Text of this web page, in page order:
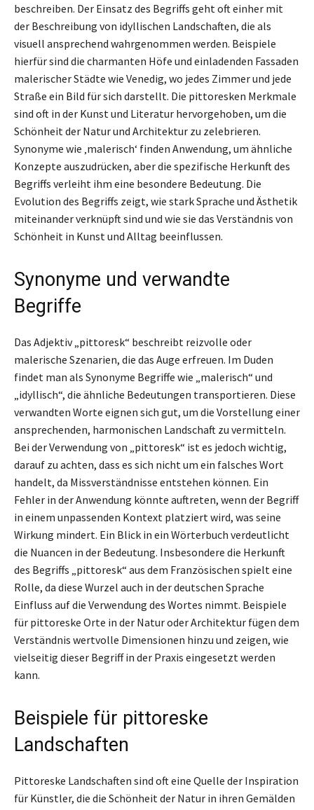
beschreiben. Der Einsatz des Begriffs geht oft einher mit
der Beschreibung von idyllischen Landschaften, die als
visuell ansprechend wahrgenommen werden. Beispiele
hierfür sind die charmanten Höfe und einladenden Fassaden
malerischer Städte wie Venedig, wo jedes Zimmer und jede
Straße ein Bild für sich darstellt. Die pittoresken Merkmale
sind oft in der Kunst und Literatur hervorgehoben, um die
Schönheit der Natur und Architektur zu zelebrieren.
Synonyme wie ‚malerisch‘ finden Anwendung, um ähnliche
Konzepte auszudrücken, aber die spezifische Herkunft des
Begriffs verleiht ihm eine besondere Bedeutung. Die
Evolution des Begriffs zeigt, wie stark Sprache und Ästhetik
miteinander verknüpft sind und wie sie das Verständnis von
Schönheit in Kunst und Alltag beeinflussen.
Synonyme und verwandte
Begriffe
Das Adjektiv „pittoresk“ beschreibt reizvolle oder
malerische Szenarien, die das Auge erfreuen. Im Duden
findet man als Synonyme Begriffe wie „malerisch“ und
„idyllisch“, die ähnliche Bedeutungen transportieren. Diese
verwandten Worte eignen sich gut, um die Vorstellung einer
ansprechenden, harmonischen Landschaft zu vermitteln.
Bei der Verwendung von „pittoresk“ ist es jedoch wichtig,
darauf zu achten, dass es sich nicht um ein falsches Wort
handelt, da Missverständnisse entstehen können. Ein
Fehler in der Anwendung könnte auftreten, wenn der Begriff
in einem unpassenden Kontext platziert wird, was seine
Wirkung mindert. Ein Blick in ein Wörterbuch verdeutlicht
die Nuancen in der Bedeutung. Insbesondere die Herkunft
des Begriffs „pittoresk“ aus dem Französischen spielt eine
Rolle, da diese Wurzel auch in der deutschen Sprache
Einfluss auf die Verwendung des Wortes nimmt. Beispiele
für pittoreske Orte in der Natur oder Architektur fügen dem
Verständnis wertvolle Dimensionen hinzu und zeigen, wie
vielseitig dieser Begriff in der Praxis eingesetzt werden
kann.
Beispiele für pittoreske
Landschaften
Pittoreske Landschaften sind oft eine Quelle der Inspiration
für Künstler, die die Schönheit der Natur in ihren Gemälden